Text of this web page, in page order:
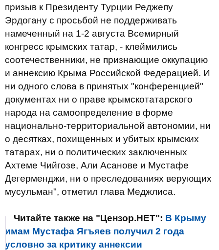
призыв к Президенту Турции Реджепу
Эрдогану с просьбой не поддерживать
намеченный на 1-2 августа Всемирный
конгресс крымских татар, - клеймились
соотечественники, не признающие оккупацию
и аннексию Крыма Российской Федерацией. И
ни одного слова в принятых "конференцией"
документах ни о праве крымскотатарского
народа на самоопределение в форме
национально-территориальной автономии, ни
о десятках, похищенных и убитых крымских
татарах, ни о политических заключенных
Ахтеме Чийгозе, Али Асанове и Мустафе
Дегерменджи, ни о преследованиях верующих
мусульман", отметил глава Меджлиса.
Читайте также на "Цензор.НЕТ": В Крыму
имам Мустафа Ягъяев получил 2 года
условно за критику аннексии